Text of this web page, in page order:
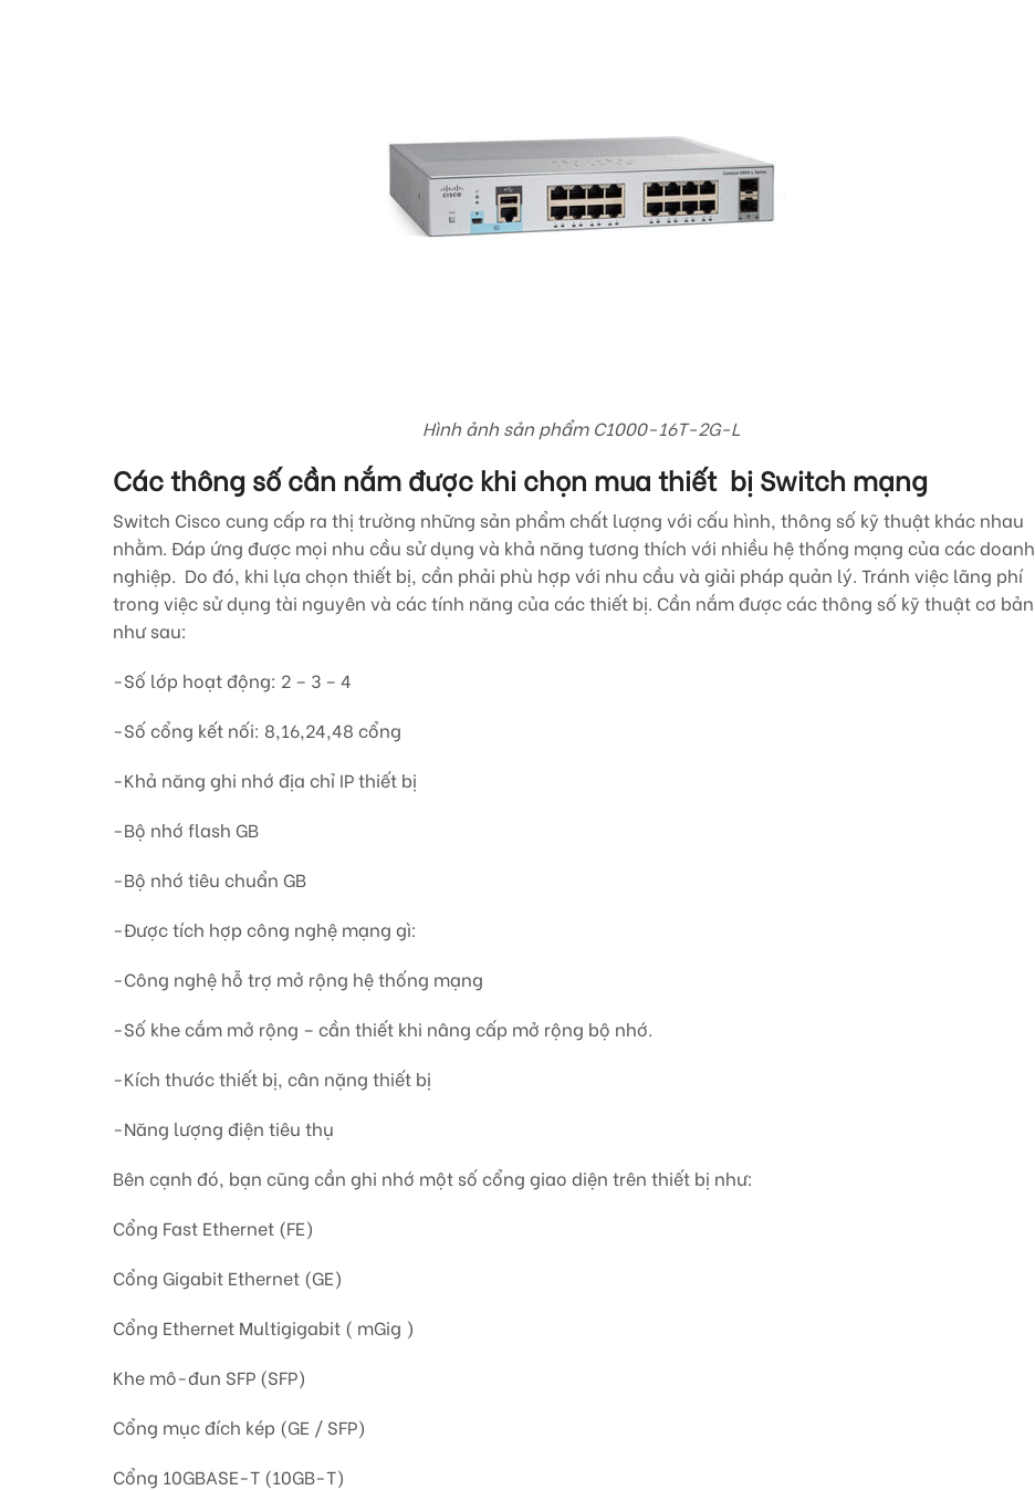
Hình ảnh sản phẩm C1000-16T-2G-L
Các thông số cần nắm được khi chọn mua thiết bị Switch mạng
Switch Cisco cung cấp ra thị trường những sản phẩm chất lượng với cấu hình, thông số kỹ thuật khác nhau
nhằm. Đáp ứng được mọi nhu cầu sử dụng và khả năng tương thích với nhiều hệ thống mạng của các doanh
nghiệp. Do đó, khi lựa chọn thiết bị, cần phải phù hợp với nhu cầu và giải pháp quản lý. Tránh việc lãng phí
trong việc sử dụng tài nguyên và các tính năng của các thiết bị. Cần nắm được các thông số kỹ thuật cơ bản
như sau:
-Số lớp hoạt động: 2 – 3 – 4
-Số cổng kết nối: 8,16,24,48 cổng
-Khả năng ghi nhớ địa chỉ IP thiết bị
-Bộ nhớ flash GB
-Bộ nhớ tiêu chuẩn GB
-Được tích hợp công nghệ mạng gì:
-Công nghệ hỗ trợ mở rộng hệ thống mạng
-Số khe cắm mở rộng – cần thiết khi nâng cấp mở rộng bộ nhớ.
-Kích thước thiết bị, cân nặng thiết bị
-Năng lượng điện tiêu thụ
Bên cạnh đó, bạn cũng cần ghi nhớ một số cổng giao diện trên thiết bị như:
Cổng Fast Ethernet (FE)
Cổng Gigabit Ethernet (GE)
Cổng Ethernet Multigigabit ( mGig )
Khe mô-đun SFP (SFP)
Cổng mục đích kép (GE / SFP)
Cổng 10GBASE-T (10GB-T)